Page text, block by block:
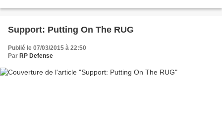
Support: Putting On The RUG
Publié le 07/03/2015 à 22:50
Par RP Defense